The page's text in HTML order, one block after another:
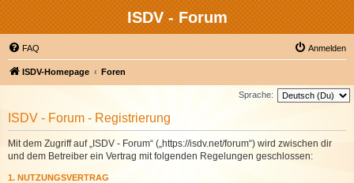
ISDV - Forum
FAQ Anmelden
ISDV-Homepage Foren
Sprache:
ISDV - Forum - Registrierung
Mit dem Zugriff auf „ISDV - Forum“ („https://isdv.net/forum“) wird zwischen dir
und dem Betreiber ein Vertrag mit folgenden Regelungen geschlossen:
1. NUTZUNGSVERTRAG